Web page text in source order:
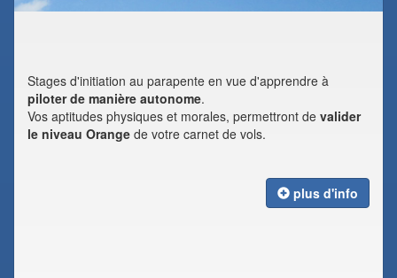
Stages d'initiation au parapente en vue d'apprendre à
piloter de manière autonome.
Vos aptitudes physiques et morales, permettront de valider
le niveau Orange de votre carnet de vols.
plus d'info